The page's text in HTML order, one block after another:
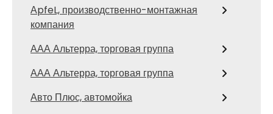
АpfeL, производственно-монтажная
компания
ААА Альтерра, торговая группа
ААА Альтерра, торговая группа
Авто Плюс, автомойка